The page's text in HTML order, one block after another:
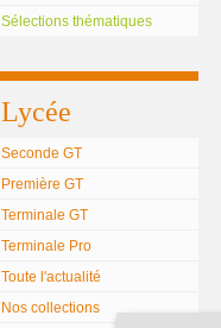
Sélections thématiques
Lycée
Seconde GT
Première GT
Terminale GT
Terminale Pro
Toute l'actualité
Nos collections